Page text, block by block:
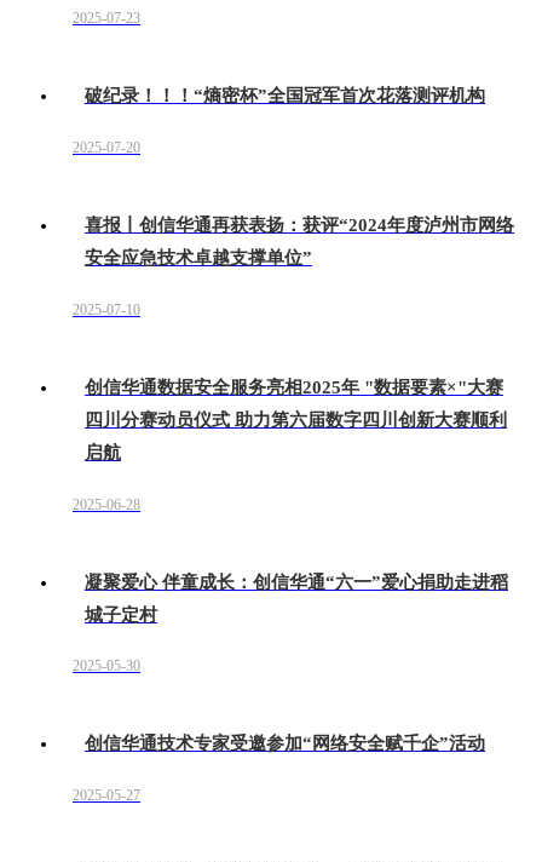
2025-07-23
破纪录！！！“熵密杯”全国冠军首次花落测评机构
2025-07-20
喜报丨创信华通再获表扬：获评“2024年度泸州市网络
安全应急技术卓越支撑单位”
2025-07-10
创信华通数据安全服务亮相2025年 "数据要素×"大赛
四川分赛动员仪式 助力第六届数字四川创新大赛顺利
启航
2025-06-28
凝聚爱心 伴童成长：创信华通“六一”爱心捐助走进稻
城子定村
2025-05-30
创信华通技术专家受邀参加“网络安全赋千企”活动
2025-05-27